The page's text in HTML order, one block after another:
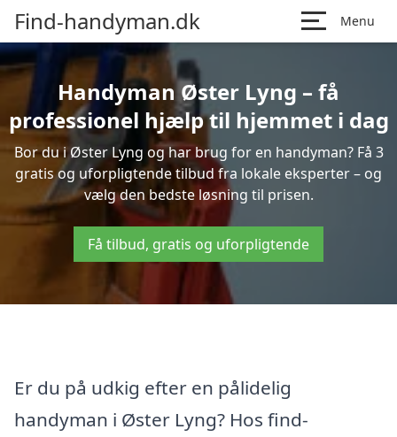
Find-handyman.dk Menu
Handyman Øster Lyng – få
professionel hjælp til hjemmet i dag
Bor du i Øster Lyng og har brug for en handyman? Få 3
gratis og uforpligtende tilbud fra lokale eksperter – og
vælg den bedste løsning til prisen.
Få tilbud, gratis og uforpligtende
Er du på udkig efter en pålidelig
handyman i Øster Lyng? Hos find-